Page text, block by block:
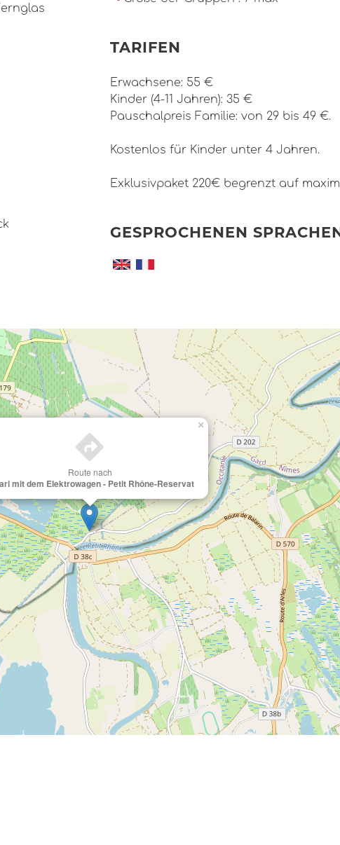
TARIFEN
Erwachsene: 55 €
Kinder (4-11 Jahren): 35 €
Pauschalpreis Familie: von 29 bis 49 €.
Kostenlos für Kinder unter 4 Jahren.
Exklusivpaket 220€ begrenzt auf
GESPROCHENEN
Route nach
mit dem Elektrowagen - Petit Rhône-Reservat
×